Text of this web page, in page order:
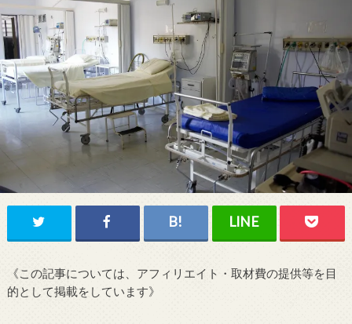
《この記事については、アフィリエイト・取材費の提供等を目
的として掲載をしています》